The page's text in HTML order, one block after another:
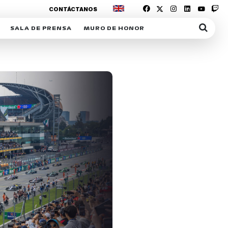
SALA DE PRENSA
ACREDITACIONES
MURO DE HONOR
CONTÁCTANOS